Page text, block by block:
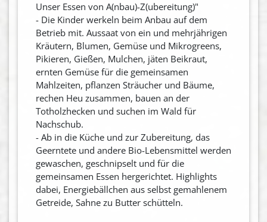
Unser Essen von A(nbau)-Z(ubereitung)"
- Die Kinder werkeln beim Anbau auf dem
Betrieb mit. Aussaat von ein und mehrjährigen
Kräutern, Blumen, Gemüse und Mikrogreens,
Pikieren, Gießen, Mulchen, jäten Beikraut,
ernten Gemüse für die gemeinsamen
Mahlzeiten, pflanzen Sträucher und Bäume,
rechen Heu zusammen, bauen an der
Totholzhecken und suchen im Wald für
Nachschub.
- Ab in die Küche und zur Zubereitung, das
Geerntete und andere Bio-Lebensmittel werden
gewaschen, geschnipselt und für die
gemeinsamen Essen hergerichtet. Highlights
dabei, Energiebällchen aus selbst gemahlenem
Getreide, Sahne zu Butter schütteln.